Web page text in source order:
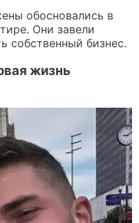
обосновались в
Они завели
собственный бизнес.
жизнь